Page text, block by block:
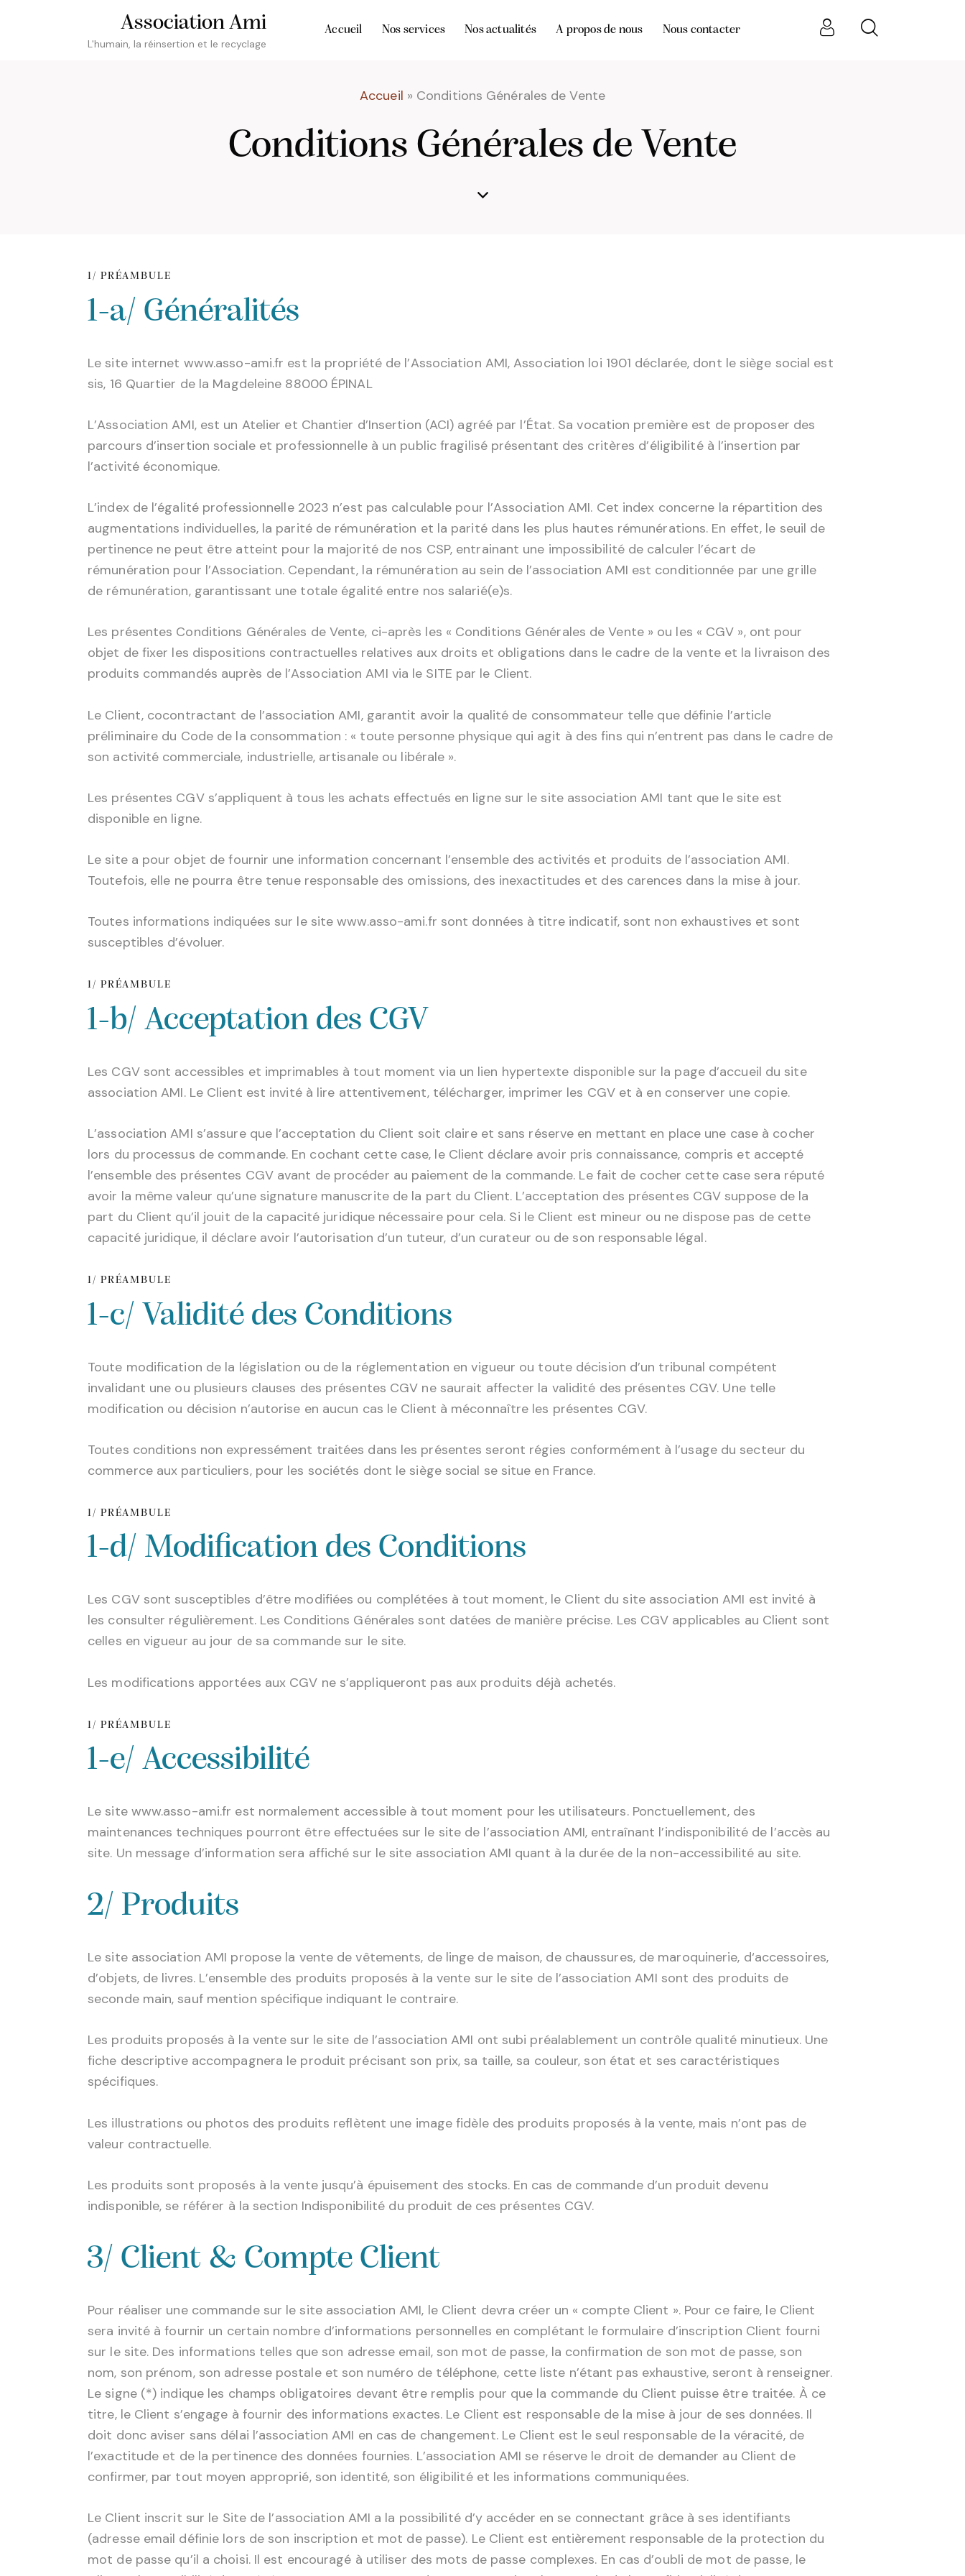
Association Ami
L'humain, la réinsertion et le recyclage
Accueil Nos services Nos actualités A propos de nous Nous contacter
Accueil » Conditions Générales de Vente
Conditions Générales de Vente
1/ PRÉAMBULE
1-a/ Généralités
Le site internet www.asso-ami.fr est la propriété de l’Association AMI, Association loi 1901 déclarée, dont le siège social est
sis, 16 Quartier de la Magdeleine 88000 ÉPINAL
L’Association AMI, est un Atelier et Chantier d’Insertion (ACI) agréé par l’État. Sa vocation première est de proposer des
parcours d’insertion sociale et professionnelle à un public fragilisé présentant des critères d’éligibilité à l’insertion par
l’activité économique.
L’index de l’égalité professionnelle 2023 n’est pas calculable pour l’Association AMI. Cet index concerne la répartition des
augmentations individuelles, la parité de rémunération et la parité dans les plus hautes rémunérations. En effet, le seuil de
pertinence ne peut être atteint pour la majorité de nos CSP, entrainant une impossibilité de calculer l’écart de
rémunération pour l’Association. Cependant, la rémunération au sein de l’association AMI est conditionnée par une grille
de rémunération, garantissant une totale égalité entre nos salarié(e)s.
Les présentes Conditions Générales de Vente, ci-après les « Conditions Générales de Vente » ou les « CGV », ont pour
objet de fixer les dispositions contractuelles relatives aux droits et obligations dans le cadre de la vente et la livraison des
produits commandés auprès de l’Association AMI via le SITE par le Client.
Le Client, cocontractant de l’association AMI, garantit avoir la qualité de consommateur telle que définie l’article
préliminaire du Code de la consommation : « toute personne physique qui agit à des fins qui n’entrent pas dans le cadre de
son activité commerciale, industrielle, artisanale ou libérale ».
Les présentes CGV s’appliquent à tous les achats effectués en ligne sur le site association AMI tant que le site est
disponible en ligne.
Le site a pour objet de fournir une information concernant l’ensemble des activités et produits de l’association AMI.
Toutefois, elle ne pourra être tenue responsable des omissions, des inexactitudes et des carences dans la mise à jour.
Toutes informations indiquées sur le site www.asso-ami.fr sont données à titre indicatif, sont non exhaustives et sont
susceptibles d’évoluer.
1/ PRÉAMBULE
1-b/ Acceptation des CGV
Les CGV sont accessibles et imprimables à tout moment via un lien hypertexte disponible sur la page d’accueil du site
association AMI. Le Client est invité à lire attentivement, télécharger, imprimer les CGV et à en conserver une copie.
L’association AMI s’assure que l’acceptation du Client soit claire et sans réserve en mettant en place une case à cocher
lors du processus de commande. En cochant cette case, le Client déclare avoir pris connaissance, compris et accepté
l’ensemble des présentes CGV avant de procéder au paiement de la commande. Le fait de cocher cette case sera réputé
avoir la même valeur qu’une signature manuscrite de la part du Client. L’acceptation des présentes CGV suppose de la
part du Client qu’il jouit de la capacité juridique nécessaire pour cela. Si le Client est mineur ou ne dispose pas de cette
capacité juridique, il déclare avoir l’autorisation d’un tuteur, d’un curateur ou de son responsable légal.
1/ PRÉAMBULE
1-c/ Validité des Conditions
Toute modification de la législation ou de la réglementation en vigueur ou toute décision d’un tribunal compétent
invalidant une ou plusieurs clauses des présentes CGV ne saurait affecter la validité des présentes CGV. Une telle
modification ou décision n’autorise en aucun cas le Client à méconnaître les présentes CGV.
Toutes conditions non expressément traitées dans les présentes seront régies conformément à l’usage du secteur du
commerce aux particuliers, pour les sociétés dont le siège social se situe en France.
1/ PRÉAMBULE
1-d/ Modification des Conditions
Les CGV sont susceptibles d’être modifiées ou complétées à tout moment, le Client du site association AMI est invité à
les consulter régulièrement. Les Conditions Générales sont datées de manière précise. Les CGV applicables au Client sont
celles en vigueur au jour de sa commande sur le site.
Les modifications apportées aux CGV ne s’appliqueront pas aux produits déjà achetés.
1/ PRÉAMBULE
1-e/ Accessibilité
Le site www.asso-ami.fr est normalement accessible à tout moment pour les utilisateurs. Ponctuellement, des
maintenances techniques pourront être effectuées sur le site de l’association AMI, entraînant l’indisponibilité de l’accès au
site. Un message d’information sera affiché sur le site association AMI quant à la durée de la non-accessibilité au site.
2/ Produits
Le site association AMI propose la vente de vêtements, de linge de maison, de chaussures, de maroquinerie, d‘accessoires,
d’objets, de livres. L’ensemble des produits proposés à la vente sur le site de l’association AMI sont des produits de
seconde main, sauf mention spécifique indiquant le contraire.
Les produits proposés à la vente sur le site de l’association AMI ont subi préalablement un contrôle qualité minutieux. Une
fiche descriptive accompagnera le produit précisant son prix, sa taille, sa couleur, son état et ses caractéristiques
spécifiques.
Les illustrations ou photos des produits reflètent une image fidèle des produits proposés à la vente, mais n’ont pas de
valeur contractuelle.
Les produits sont proposés à la vente jusqu’à épuisement des stocks. En cas de commande d’un produit devenu
indisponible, se référer à la section Indisponibilité du produit de ces présentes CGV.
3/ Client & Compte Client
Pour réaliser une commande sur le site association AMI, le Client devra créer un « compte Client ». Pour ce faire, le Client
sera invité à fournir un certain nombre d’informations personnelles en complétant le formulaire d’inscription Client fourni
sur le site. Des informations telles que son adresse email, son mot de passe, la confirmation de son mot de passe, son
nom, son prénom, son adresse postale et son numéro de téléphone, cette liste n’étant pas exhaustive, seront à renseigner.
Le signe (*) indique les champs obligatoires devant être remplis pour que la commande du Client puisse être traitée. À ce
titre, le Client s’engage à fournir des informations exactes. Le Client est responsable de la mise à jour de ses données. Il
doit donc aviser sans délai l’association AMI en cas de changement. Le Client est le seul responsable de la véracité, de
l’exactitude et de la pertinence des données fournies. L’association AMI se réserve le droit de demander au Client de
confirmer, par tout moyen approprié, son identité, son éligibilité et les informations communiquées.
Le Client inscrit sur le Site de l’association AMI a la possibilité d’y accéder en se connectant grâce à ses identifiants
(adresse email définie lors de son inscription et mot de passe). Le Client est entièrement responsable de la protection du
mot de passe qu’il a choisi. Il est encouragé à utiliser des mots de passe complexes. En cas d’oubli de mot de passe, le